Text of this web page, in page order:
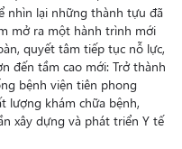
nhìn lại những thành tựu đã
mở ra một hành trình mới
quyết tâm tiếp tục nỗ lực,
đến tầm cao mới: Trở thành
bệnh viện tiên phong
lượng khám chữa bệnh,
xây dựng và phát triển Y tế